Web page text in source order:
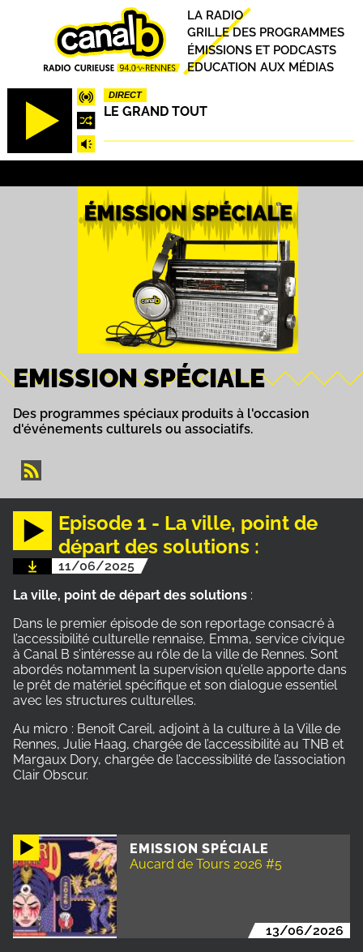
DIRECT
LE GRAND TOUT
Principal
LA RADIO
GRILLE DES PROGRAMMES
ÉMISSIONS ET PODCASTS
EDUCATION AUX MÉDIAS
EMISSION SPÉCIALE
Des programmes spéciaux produits à l'occasion
d'événements culturels ou associatifs.
EMISSION SPÉCIALE
Aucard de Tours 2026 #5
13/06/2026
Episode 1 - La ville, point de
départ des solutions :
11/06/2025
La ville, point de départ des solutions :
Dans le premier épisode de son reportage consacré à
l’accessibilité culturelle rennaise, Emma, service civique
à Canal B s’intéresse au rôle de la ville de Rennes. Sont
abordés notamment la supervision qu’elle apporte dans
le prêt de matériel spécifique et son dialogue essentiel
avec les structures culturelles.
Au micro : Benoît Careil, adjoint à la culture à la Ville de
Rennes, Julie Haag, chargée de l’accessibilité au TNB et
Margaux Dory, chargée de l’accessibilité de l’association
Clair Obscur.